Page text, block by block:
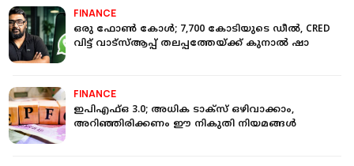
FINANCE
ഒരു ഫോൺ കോൾ; 7,700 കോടിയുടെ ഡീൽ, CRED
വിട്ട് വാട്‌സ്ആപ്പ് തലപ്പത്തേയ്ക്ക് കുനാൽ ഷാ
FINANCE
ഇപിഎഫ്ഒ 3.0; അധിക ടാക്‌സ് ഒഴിവാക്കാം,
അറിഞ്ഞിരിക്കണം ഈ നികുതി നിയമങ്ങള്‍